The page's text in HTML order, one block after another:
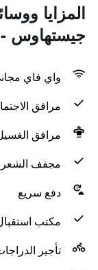
المزايا
جيستهاوس
واي فاي
مرافق
مرافق
مجفف الشعر
دفع سريع
مكتب استقبال
تأجير